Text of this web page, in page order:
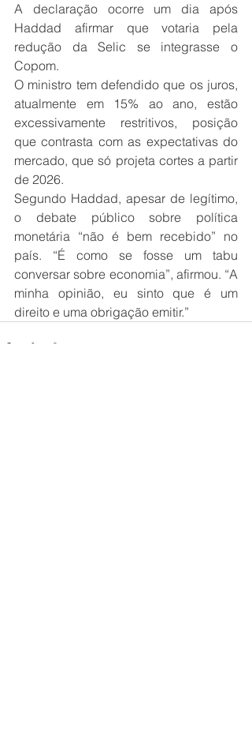
A declaração ocorre um dia após
Haddad afirmar que votaria pela
redução da Selic se integrasse o
Copom.
O ministro tem defendido que os juros,
atualmente em 15% ao ano, estão
excessivamente restritivos, posição
que contrasta com as expectativas do
mercado, que só projeta cortes a partir
de 2026.
Segundo Haddad, apesar de legítimo,
o debate público sobre política
monetária “não é bem recebido” no
país. “É como se fosse um tabu
conversar sobre economia”, afirmou. “A
minha opinião, eu sinto que é um
direito e uma obrigação emitir.”